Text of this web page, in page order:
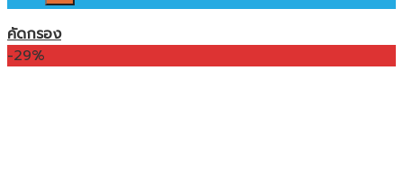
คัดกรอง
-29%